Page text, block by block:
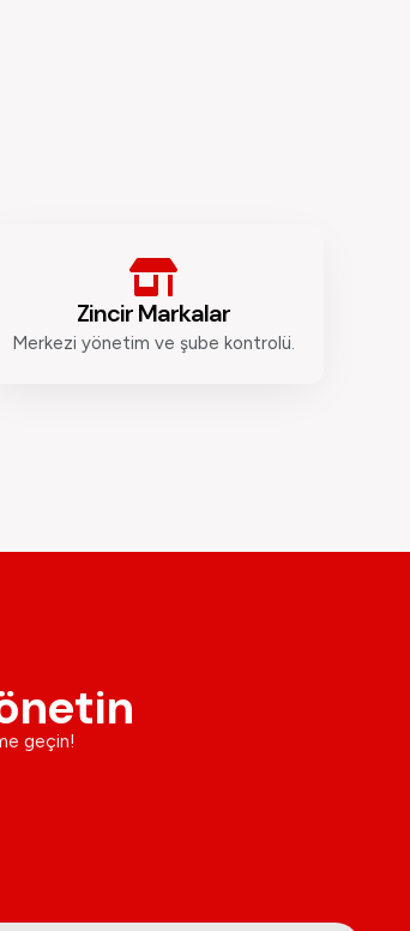
Zincir Markalar
Merkezi yönetim ve şube kontrolü.
geçin!